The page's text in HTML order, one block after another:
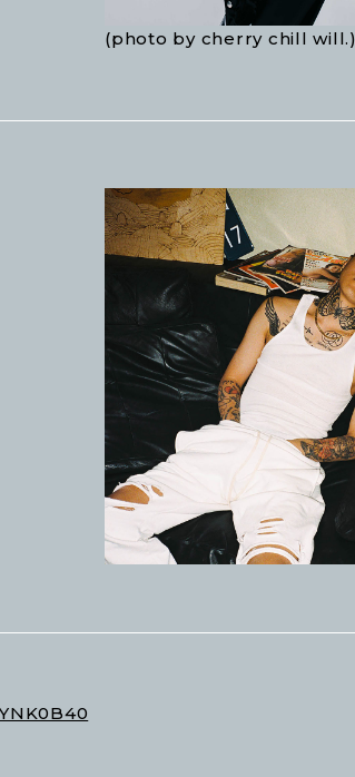
(photo by cherry chill will.)